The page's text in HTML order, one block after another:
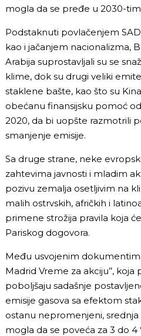
mogla da se pređe u 2030-
Podstaknuti povlačenjem
kao i jačanjem nacionalizma,
Arabija suprostavljali su se
klime, dok su drugi veliki
staklene bašte, kao što su
obećanu finansijsku pomoć
2020, da bi uopšte razmotrili
smanjenje emisije.
Sa druge strane, neke
zahtevima javnosti i mladim
pozivu zemalja osetljivim na
malih ostrvskih, afričkih i
primene strožija pravila koja
Pariskog dogovora.
Među usvojenim
Madrid Vreme za akciju’’,
poboljšaju sadašnje
emisije gasova sa efektom
ostanu nepromenjeni,
mogla da se poveća za 3 do 4